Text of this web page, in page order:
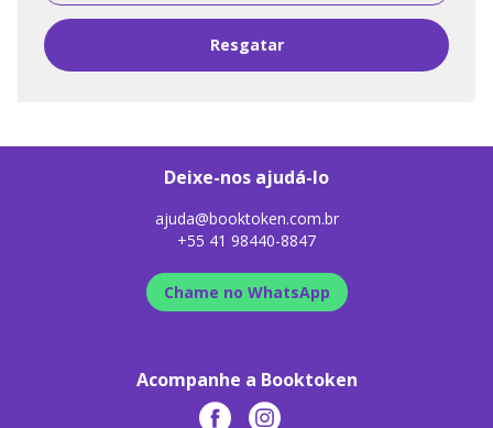
Resgatar
Deixe-nos ajudá-lo
ajuda@booktoken.com.br
+55 41 98440-8847
Chame no WhatsApp
Acompanhe a Booktoken